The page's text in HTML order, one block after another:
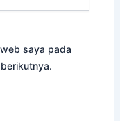
saya pada